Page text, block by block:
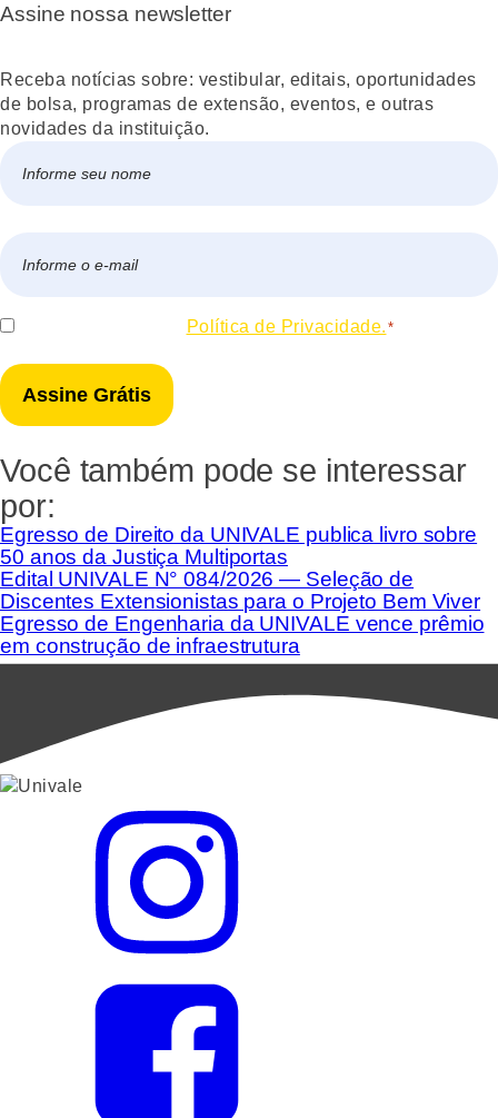
Assine nossa newsletter
Receba notícias sobre: vestibular, editais, oportunidades
de bolsa, programas de extensão, eventos, e outras
novidades da instituição.
mail
Consentir Política de Privacidade. *
Você também pode se interessar
por:
Egresso de Direito da UNIVALE publica livro sobre
50 anos da Justiça Multiportas
Edital UNIVALE N° 084/2026 — Seleção de
Discentes Extensionistas para o Projeto Bem Viver
Egresso de Engenharia da UNIVALE vence prêmio
em construção de infraestrutura